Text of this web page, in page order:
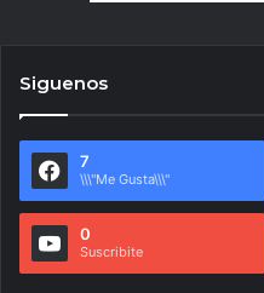
Siguenos
7
\\\"Me Gusta\\\"
0
Suscribite